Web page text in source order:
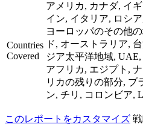
Countries
Covered
アメリカ, カナダ, イ
イン, イタリア, ロシ
ヨーロッパのその他
ド, オーストラリア,
ジア太平洋地域,
アフリカ, エジプト,
リカの残りの部分, ブ
ン, チリ, コロンビア,
このレポートをカスタマイズ